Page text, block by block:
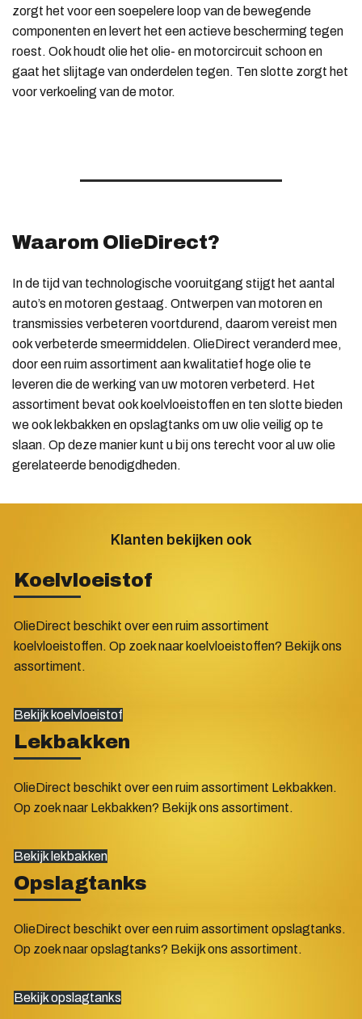
zorgt het voor een soepelere loop van de bewegende
componenten en levert het een actieve bescherming tegen
roest. Ook houdt olie het olie- en motorcircuit schoon en
gaat het slijtage van onderdelen tegen. Ten slotte zorgt het
voor verkoeling van de motor.
Waarom OlieDirect?
In de tijd van technologische vooruitgang stijgt het aantal
auto’s en motoren gestaag. Ontwerpen van motoren en
transmissies verbeteren voortdurend, daarom vereist men
ook verbeterde smeermiddelen. OlieDirect veranderd mee,
door een ruim assortiment aan kwalitatief hoge olie te
leveren die de werking van uw motoren verbeterd. Het
assortiment bevat ook koelvloeistoffen en ten slotte bieden
we ook lekbakken en opslagtanks om uw olie veilig op te
slaan. Op deze manier kunt u bij ons terecht voor al uw olie
gerelateerde benodigdheden.
Klanten bekijken ook
Koelvloeistof
OlieDirect beschikt over een ruim assortiment
koelvloeistoffen. Op zoek naar koelvloeistoffen? Bekijk ons
assortiment.
Bekijk koelvloeistof
Lekbakken
OlieDirect beschikt over een ruim assortiment Lekbakken.
Op zoek naar Lekbakken? Bekijk ons assortiment.
Bekijk lekbakken
Opslagtanks
OlieDirect beschikt over een ruim assortiment opslagtanks.
Op zoek naar opslagtanks? Bekijk ons assortiment.
Bekijk opslagtanks